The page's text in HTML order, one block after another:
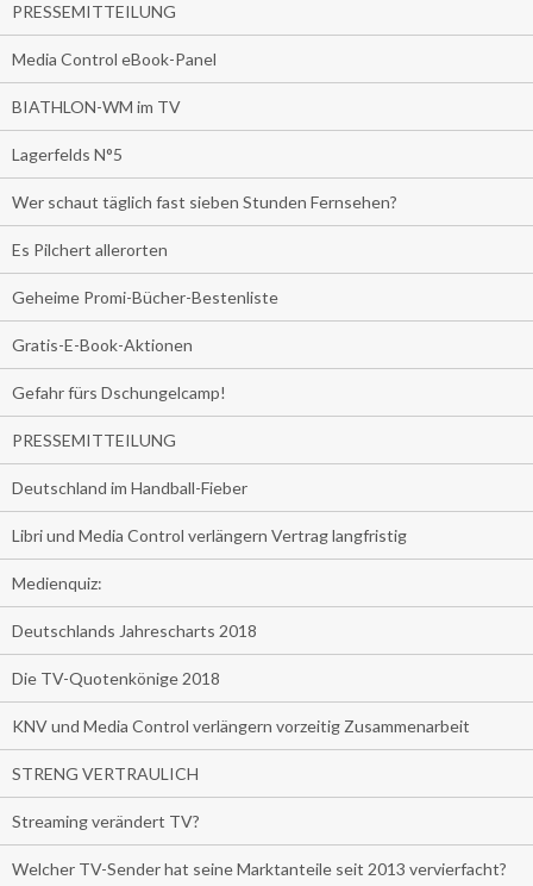
PRESSEMITTEILUNG
Media Control eBook-Panel
BIATHLON-WM im TV
Lagerfelds N°5
Wer schaut täglich fast sieben Stunden Fernsehen?
Es Pilchert allerorten
Geheime Promi-Bücher-Bestenliste
Gratis-E-Book-Aktionen
Gefahr fürs Dschungelcamp!
PRESSEMITTEILUNG
Deutschland im Handball-Fieber
Libri und Media Control verlängern Vertrag langfristig
Medienquiz:
Deutschlands Jahrescharts 2018
Die TV-Quotenkönige 2018
KNV und Media Control verlängern vorzeitig Zusammenarbeit
STRENG VERTRAULICH
Streaming verändert TV?
Welcher TV-Sender hat seine Marktanteile seit 2013 vervierfacht?